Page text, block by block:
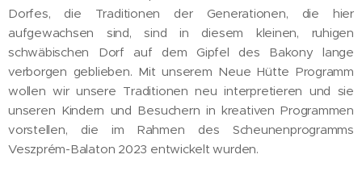
Dorfes, die Traditionen der Generationen, die hier
aufgewachsen sind, sind in diesem kleinen, ruhigen
schwäbischen Dorf auf dem Gipfel des Bakony lange
verborgen geblieben. Mit unserem Neue Hütte Programm
wollen wir unsere Traditionen neu interpretieren und sie
unseren Kindern und Besuchern in kreativen Programmen
vorstellen, die im Rahmen des Scheunenprogramms
Veszprém-Balaton 2023 entwickelt wurden.